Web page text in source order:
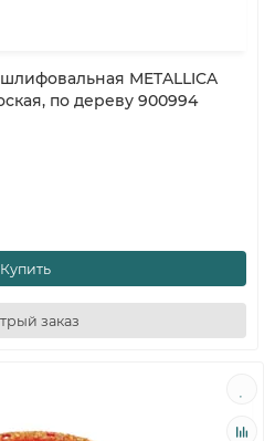
METALLICA
по дереву 900994
Купить
заказ